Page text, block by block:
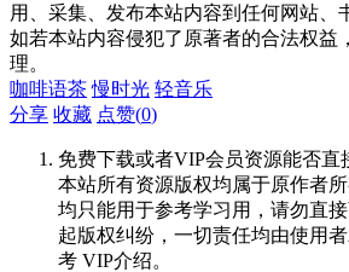
用、采集、发布本站内容到任何网站、
如若本站内容侵犯了原著者的合法权益
理。
咖啡语茶 慢时光 轻音乐
分享 收藏 点赞(0)
免费下载或者VIP会员资源能否直
本站所有资源版权均属于原作者
均只能用于参考学习用，请勿直接
起版权纠纷，一切责任均由使用
考 VIP介绍。